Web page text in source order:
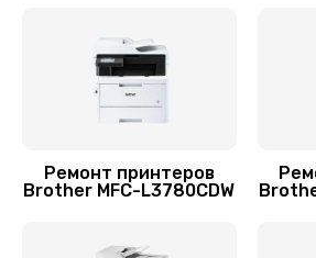
Заказать
Ремонт
Ремонт принтеров
Brother MFC-L3780CDW